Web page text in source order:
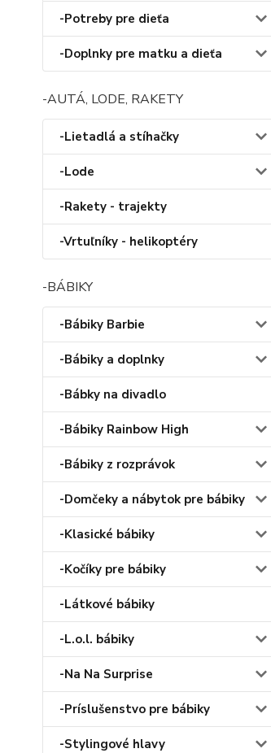
-Potreby pre dieťa
-Doplnky pre matku a dieťa
-AUTÁ, LODE, RAKETY
-Lietadlá a stíhačky
-Lode
-Rakety - trajekty
-Vrtuľníky - helikoptéry
-BÁBIKY
-Bábiky Barbie
-Bábiky a doplnky
-Bábky na divadlo
-Bábiky Rainbow High
-Bábiky z rozprávok
-Domčeky a nábytok pre bábiky
-Klasické bábiky
-Kočíky pre bábiky
-Látkové bábiky
-L.o.l. bábiky
-Na Na Surprise
-Príslušenstvo pre bábiky
-Stylingové hlavy